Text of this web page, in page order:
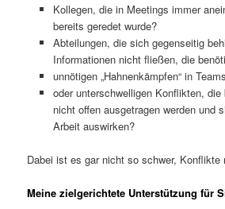
Kollegen, die in Meetings immer
bereits geredet wurde?
Abteilungen, die sich gegenseitig
Informationen nicht fließen, die
unnötigen „Hahnenkämpfen“ in
oder unterschwelligen Konflikten,
nicht offen ausgetragen werden und
Arbeit auswirken?
Dabei ist es gar nicht so schwer, Konflikte
Meine zielgerichtete Unterstützung für